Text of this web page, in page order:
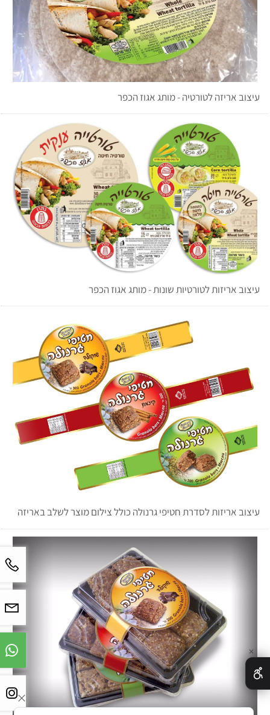
עיצוב אריזה לטורטיה - מותג אגוז הכפר
עיצוב אריזות לטורטיות שונות - מותג אגוז הכפר
עיצוב אריזות לסדרת חטיפי גרנולה כולל צילום מוצר לשלב באריזה
✕